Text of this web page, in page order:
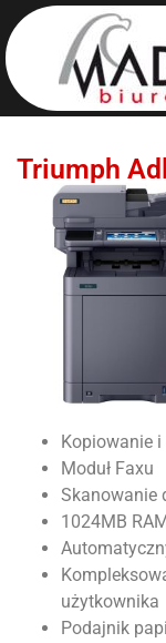
Triumph
Kopiowanie
Moduł Faxu
Skanowanie
1024MB RAM
użytkownika
Podajnik